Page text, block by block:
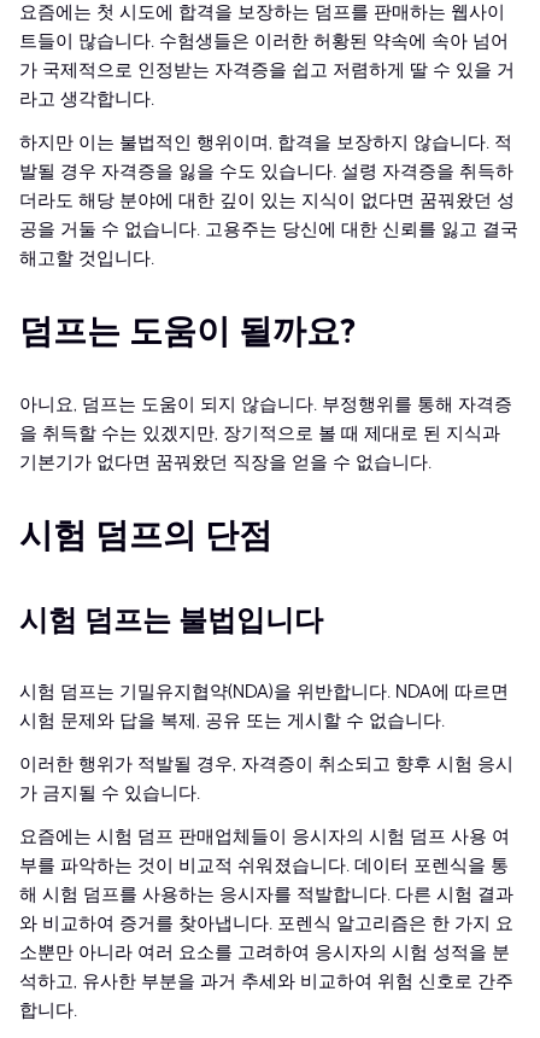
요즘에는 첫 시도에 합격을 보장하는 덤프를 판매하는 웹사이
트들이 많습니다. 수험생들은 이러한 허황된 약속에 속아 넘어
가 국제적으로 인정받는 자격증을 쉽고 저렴하게 딸 수 있을 거
라고 생각합니다.
하지만 이는 불법적인 행위이며, 합격을 보장하지 않습니다. 적
발될 경우 자격증을 잃을 수도 있습니다. 설령 자격증을 취득하
더라도 해당 분야에 대한 깊이 있는 지식이 없다면 꿈꿔왔던 성
공을 거둘 수 없습니다. 고용주는 당신에 대한 신뢰를 잃고 결국
해고할 것입니다.
덤프는 도움이 될까요?
아니요, 덤프는 도움이 되지 않습니다. 부정행위를 통해 자격증
을 취득할 수는 있겠지만, 장기적으로 볼 때 제대로 된 지식과
기본기가 없다면 꿈꿔왔던 직장을 얻을 수 없습니다.
시험 덤프의 단점
시험 덤프는 불법입니다
시험 덤프는 기밀유지협약(NDA)을 위반합니다. NDA에 따르면
시험 문제와 답을 복제, 공유 또는 게시할 수 없습니다.
이러한 행위가 적발될 경우, 자격증이 취소되고 향후 시험 응시
가 금지될 수 있습니다.
요즘에는 시험 덤프 판매업체들이 응시자의 시험 덤프 사용 여
부를 파악하는 것이 비교적 쉬워졌습니다. 데이터 포렌식을 통
해 시험 덤프를 사용하는 응시자를 적발합니다. 다른 시험 결과
와 비교하여 증거를 찾아냅니다. 포렌식 알고리즘은 한 가지 요
소뿐만 아니라 여러 요소를 고려하여 응시자의 시험 성적을 분
석하고, 유사한 부분을 과거 추세와 비교하여 위험 신호로 간주
합니다.